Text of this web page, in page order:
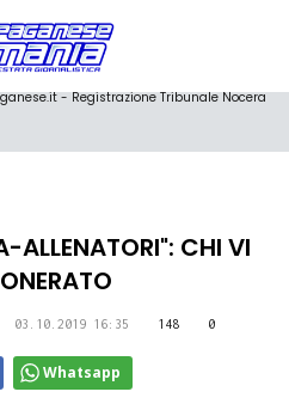
- Registrazione Tribunale Nocera
ALLENATORI": CHI VI
03.10.2019 16:35 148 0
Whatsapp